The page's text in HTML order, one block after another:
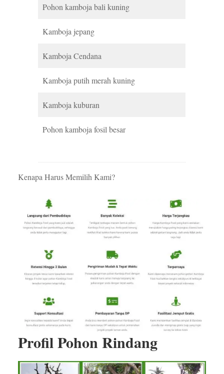
Pohon kamboja bali kuning
Kamboja jepang
Kamboja Cendana
Kamboja putih merah kuning
Kamboja kuburan
Pohon kamboja fosil besar
Kenapa Harus Memilih Kami?
Profil Pohon Rindang